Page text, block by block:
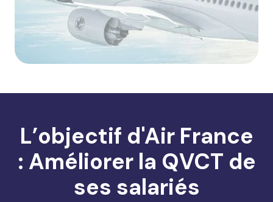
L’objectif d'Air France
: Améliorer la QVCT de
ses salariés